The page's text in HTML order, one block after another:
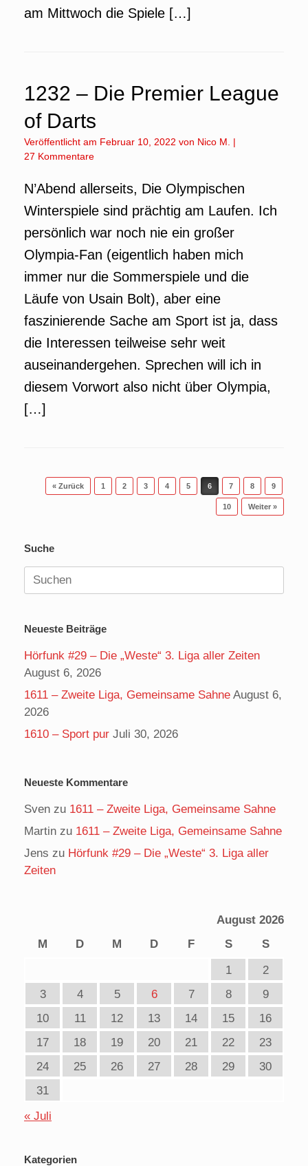
am Mittwoch die Spiele […]
1232 – Die Premier League
of Darts
Veröffentlicht am Februar 10, 2022 von Nico M.
|
27 Kommentare
N’Abend allerseits, Die Olympischen
Winterspiele sind prächtig am Laufen. Ich
persönlich war noch nie ein großer
Olympia-Fan (eigentlich haben mich
immer nur die Sommerspiele und die
Läufe von Usain Bolt), aber eine
faszinierende Sache am Sport ist ja, dass
die Interessen teilweise sehr weit
auseinandergehen. Sprechen will ich in
diesem Vorwort also nicht über Olympia,
[…]
Beitragsnavigation
« Zurück 1 2 3 4 5 6 7 8 9
10 Weiter »
Suche
Suchen
nach:
Neueste Beiträge
Hörfunk #29 – Die „Weste“ 3. Liga aller Zeiten
August 6, 2026
1611 – Zweite Liga, Gemeinsame Sahne August 6,
2026
1610 – Sport pur Juli 30, 2026
Neueste Kommentare
Sven zu 1611 – Zweite Liga, Gemeinsame Sahne
Martin zu 1611 – Zweite Liga, Gemeinsame Sahne
Jens zu Hörfunk #29 – Die „Weste“ 3. Liga aller
Zeiten
August 2026
M
D M D F S
S
1
2
3
4 5 6 7 8
9
10
11 12 13 14 15
16
17
18 19 20 21 22
23
24
25 26 27 28 29
30
31
« Juli
Kategorien